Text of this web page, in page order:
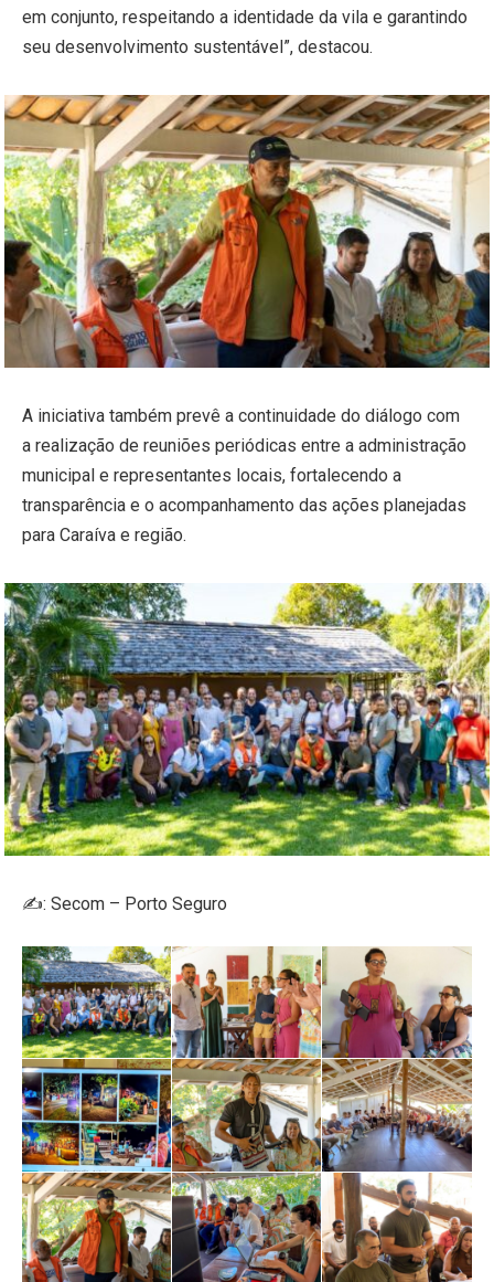
em conjunto, respeitando a identidade da vila e garantindo
seu desenvolvimento sustentável”, destacou.
A iniciativa também prevê a continuidade do diálogo com
a realização de reuniões periódicas entre a administração
municipal e representantes locais, fortalecendo a
transparência e o acompanhamento das ações planejadas
para Caraíva e região.
✍️: Secom – Porto Seguro